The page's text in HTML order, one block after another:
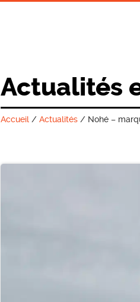
Actualités
Accueil /Actualités / Nohé –